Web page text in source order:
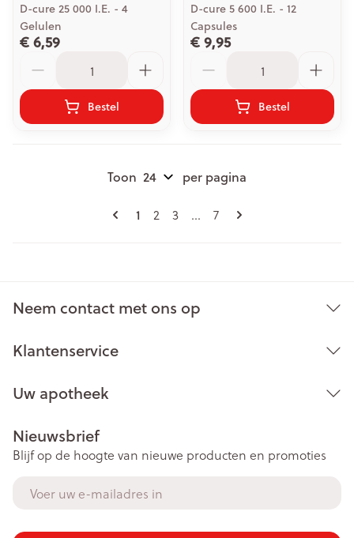
D-cure 25 000 I.E. - 4
Gelulen
€ 6,59
Bestel
D-cure 5 600 I.E. - 12
Capsules
€ 9,95
Bestel
Pagina's
U lees momenteel pagina
1 Pagina
2 Pagina
3 ... Pagina
7
Toon per pagina
Neem contact met ons op
Klantenservice
Uw apotheek
Nieuwsbrief
Blijf op de hoogte van nieuwe producten en promoties